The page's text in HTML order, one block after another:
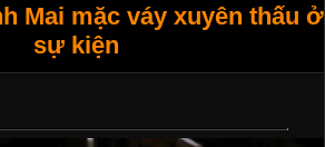
Mai mặc váy xuyên thấu ở
sự kiện